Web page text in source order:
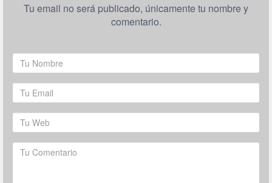
Tu email no será publicado, únicamente tu nombre y
comentario.